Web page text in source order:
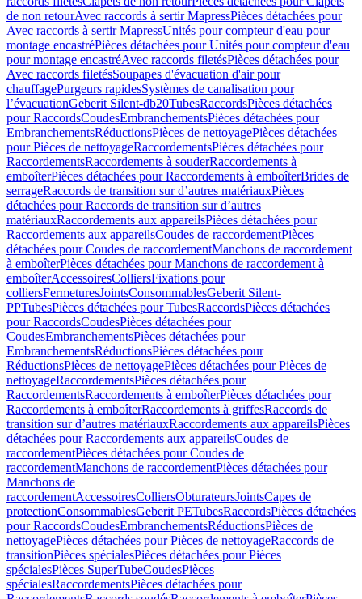
de non retourAvec raccords à sertir MapressPièces détachées pour
Avec raccords à sertir MapressUnités pour compteur d'eau pour
montage encastréPièces détachées pour Unités pour compteur d'eau
pour montage encastréAvec raccords filetésPièces détachées pour
Avec raccords filetésSoupapes d'évacuation d'air pour
chauffagePurgeurs rapidesSystèmes de canalisation pour
l’évacuationGeberit Silent-db20TubesRaccordsPièces détachées
pour RaccordsCoudesEmbranchementsPièces détachées pour
EmbranchementsRéductionsPièces de nettoyagePièces détachées
pour Pièces de nettoyageRaccordementsPièces détachées pour
RaccordementsRaccordements à souderRaccordements à
emboîterPièces détachées pour Raccordements à emboîterBrides de
serrageRaccords de transition sur d’autres matériauxPièces
détachées pour Raccords de transition sur d’autres
matériauxRaccordements aux appareilsPièces détachées pour
Raccordements aux appareilsCoudes de raccordementPièces
détachées pour Coudes de raccordementManchons de raccordement
à emboîterPièces détachées pour Manchons de raccordement à
emboîterAccessoiresColliersFixations pour
colliersFermeturesJointsConsommablesGeberit Silent-
PPTubesPièces détachées pour TubesRaccordsPièces détachées
pour RaccordsCoudesPièces détachées pour
CoudesEmbranchementsPièces détachées pour
EmbranchementsRéductionsPièces détachées pour
RéductionsPièces de nettoyagePièces détachées pour Pièces de
nettoyageRaccordementsPièces détachées pour
RaccordementsRaccordements à emboîterPièces détachées pour
Raccordements à emboîterRaccordements à griffesRaccords de
transition sur d’autres matériauxRaccordements aux appareilsPièces
détachées pour Raccordements aux appareilsCoudes de
raccordementPièces détachées pour Coudes de
raccordementManchons de raccordementPièces détachées pour
Manchons de
raccordementAccessoiresColliersObturateursJointsCapes de
protectionConsommablesGeberit PETubesRaccordsPièces détachées
pour RaccordsCoudesEmbranchementsRéductionsPièces de
nettoyagePièces détachées pour Pièces de nettoyageRaccords de
transitionPièces spécialesPièces détachées pour Pièces
spécialesPièces SuperTubeCoudesPièces
spécialesRaccordementsPièces détachées pour